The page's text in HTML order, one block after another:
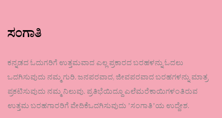
ಸಂಗಾತಿ
ಕನ್ನಡದ ಓದುಗರಿಗೆ ಉತ್ತಮವಾದ ಎಲ್ಲ ಪ್ರಕಾರದ ಬರಹಳನ್ನು ಓದಲು
ಒದಗಿಸುವುದು ನಮ್ಮ ಗುರಿ. ಜನಪರವಾದ, ಜೀವಪರವಾದ ಬರಹಗಳನ್ನು ಮಾತ್ರ
ಪ್ರಕಟಿಸುವುದು ನಮ್ಮ ನಿಲುವು. ಪ್ರತಿಭೆಯಿದ್ದೂ ಎಲೆಮರೆಕಾಯಿಗಳಂತಿರುವ
ಉತ್ತಮ ಬರಹಗಾರರಿಗೆ ವೇದಿಕೆಒದಗಿಸುವುದು ʼಸಂಗಾತಿʼಯ ಉದ್ದೇಶ.